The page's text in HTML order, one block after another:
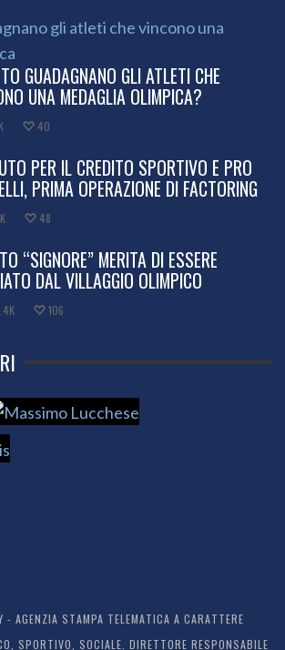
GUADAGNANO GLI ATLETI CHE
UNA MEDAGLIA OLIMPICA?
40
PER IL CREDITO SPORTIVO E PRO
PRIMA OPERAZIONE DI FACTORING
48
“SIGNORE” MERITA DI ESSERE
DAL VILLAGGIO OLIMPICO
106
- AGENZIA STAMPA TELEMATICA A CARATTERE
SPORTIVO, SOCIALE. DIRETTORE RESPONSABILE